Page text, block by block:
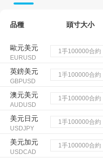
品種 頭寸大小
歐元美元
EURUSD
1手100000合約
英鎊美元
GBPUSD
1手100000合約
澳元美元
AUDUSD
1手100000合約
美元日元
USDJPY
1手100000合約
美元加元
USDCAD
1手100000合約